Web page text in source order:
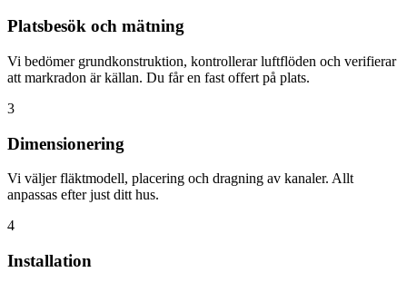
Platsbesök och mätning
Vi bedömer grundkonstruktion, kontrollerar luftflöden och verifierar
att markradon är källan. Du får en fast offert på plats.
3
Dimensionering
Vi väljer fläktmodell, placering och dragning av kanaler. Allt
anpassas efter just ditt hus.
4
Installation